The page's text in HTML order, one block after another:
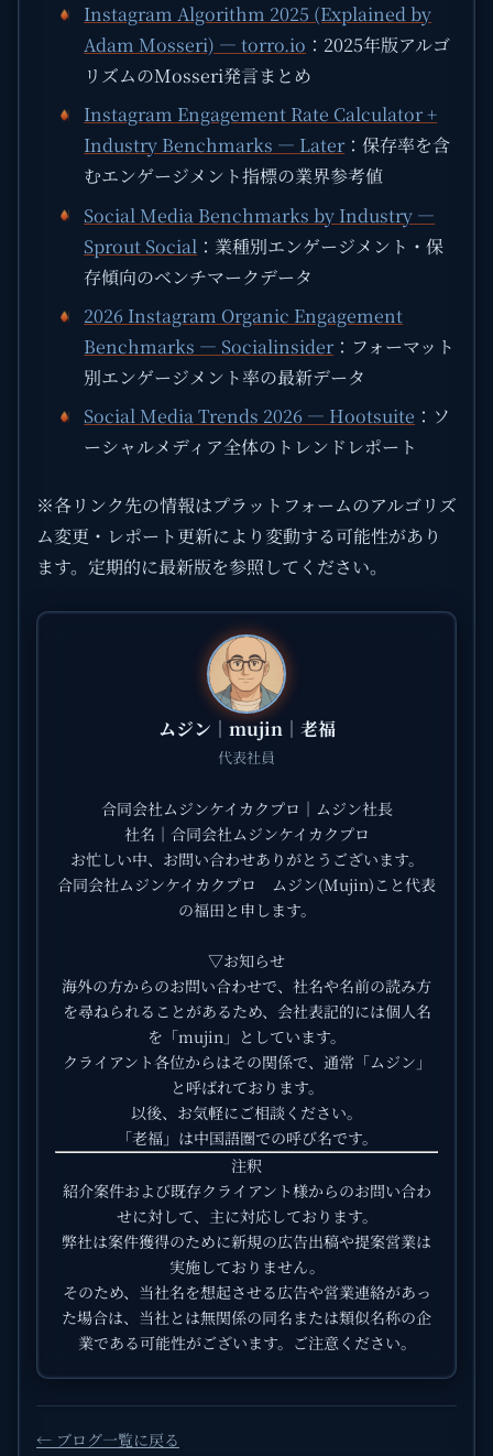
Instagram Algorithm 2025 (Explained by
Adam Mosseri) — torro.io ：2025年版アルゴ
リズムのMosseri発言まとめ
Instagram Engagement Rate Calculator +
Industry Benchmarks — Later：保存率を含
むエンゲージメント指標の業界参考値
Social Media Benchmarks by Industry —
Sprout Social ：業種別エンゲージメント・保
存傾向のベンチマークデータ
2026 Instagram Organic Engagement
Benchmarks — Socialinsider：フォーマット
別エンゲージメント率の最新データ
Social Media Trends 2026 — Hootsuite ：ソ
ーシャルメディア全体のトレンドレポート
※各リンク先の情報はプラットフォームのアルゴリズ
ム変更・レポート更新により変動する可能性があり
ます。定期的に最新版を参照してください。
ムジン｜mujin｜老福
代表社員
合同会社ムジンケイカクプロ｜ムジン社長
社名｜合同会社ムジンケイカクプロ
お忙しい中、お問い合わせありがとうございます。
合同会社ムジンケイカクプロ ムジン(Mujin)こと代表
の福田と申します。
▽お知らせ
海外の方からのお問い合わせで、社名や名前の読み方
を尋ねられることがあるため、会社表記的には個人名
を「mujin」としています。
クライアント各位からはその関係で、通常「ムジン」
と呼ばれております。
以後、お気軽にご相談ください。
「老福」は中国語圏での呼び名です。
注釈
紹介案件および既存クライアント様からのお問い合わ
せに対して、主に対応しております。
弊社は案件獲得のために新規の広告出稿や提案営業は
実施しておりません。
そのため、当社名を想起させる広告や営業連絡があっ
た場合は、当社とは無関係の同名または類似名称の企
業である可能性がございます。ご注意ください。
← ブログ一覧に戻る